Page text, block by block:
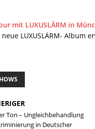
mit LUXUSLÄRM in
LUXUSLÄRM- Album
Ton – Ungleichbehandlung
in Deutscher